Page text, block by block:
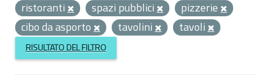
ristoranti
spazi pubblici
pizzerie
cibo da asporto
tavolini tavoli
RISULTATO DEL FILTRO